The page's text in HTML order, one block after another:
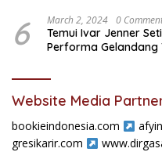
6 March 2, 2024 0
Temui Ivar Jenner
Performa Gelandang
Website Media
bookieindonesia.com
gresikarir.com